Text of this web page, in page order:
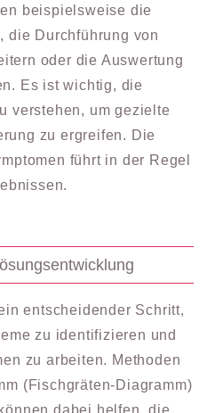
beispielsweise die
die Durchführung von
oder die Auswertung
Es ist wichtig, die
verstehen, um gezielte
zu ergreifen. Die
führt in der Regel
entscheidender Schritt,
zu identifizieren und
zu arbeiten. Methoden
(Fischgräten-Diagramm)